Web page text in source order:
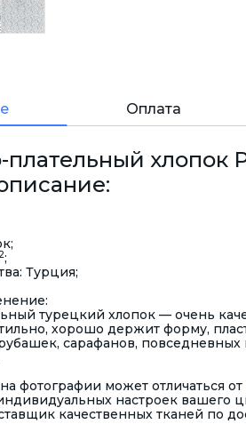
Оплата
хлопок
2;
Турция;
турецкий хлопок — очень
хорошо держит форму,
сарафанов, повседневных
фотографии может отличаться
настроек вашего
качественных тканей по